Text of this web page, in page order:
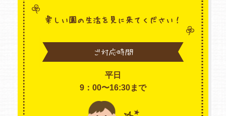
楽しい園の生活を見に来てください！
ご対応時間
平日
9：00〜16:30まで